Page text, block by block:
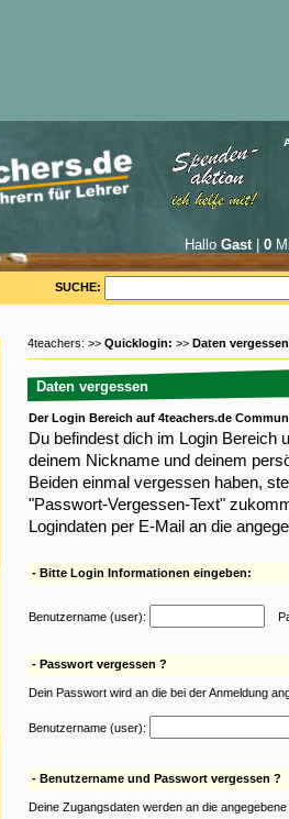
Hallo Gast| 0
SUCHE:
4teachers: >> Quicklogin: >> Daten vergessen
Daten vergessen
Der Login Bereich auf 4teachers.de
Du befindest dich im Login Bereich
deinem Nickname und deinem
Beiden einmal vergessen haben,
"Passwort-Vergessen-Text"
Logindaten per E-Mail an die
- Bitte Login Informationen eingeben:
Benutzername (user):
- Passwort vergessen ?
Dein Passwort wird an die bei der Anmeldung
Benutzername (user):
- Benutzername und Passwort vergessen ?
Deine Zugangsdaten werden an die